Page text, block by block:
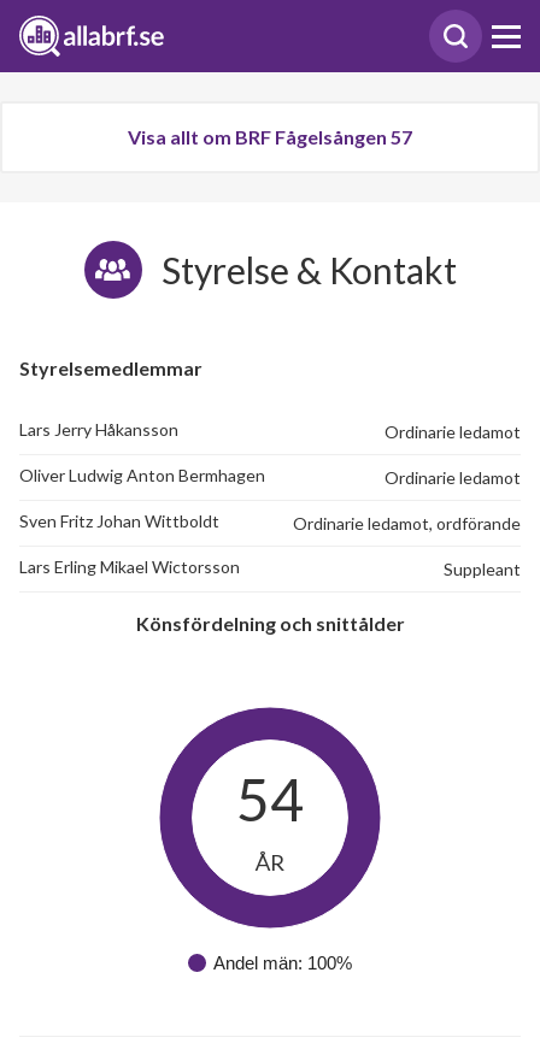
Visa allt om BRF Fågelsången 57
Styrelse & Kontakt
Styrelsemedlemmar
Lars Jerry Håkansson Ordinarie ledamot
Oliver Ludwig Anton Bermhagen Ordinarie ledamot
Sven Fritz Johan Wittboldt Ordinarie ledamot, ordförande
Lars Erling Mikael Wictorsson Suppleant
Könsfördelning och snittålder
Andel män: 100%
54
ÅR